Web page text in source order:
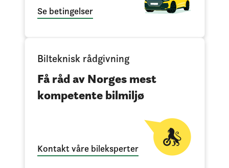
Se betingelser
Bilteknisk rådgivning
Få råd av Norges mest
kompetente bilmiljø
Kontakt våre bileksperter